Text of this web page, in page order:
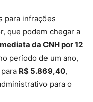
para infrações
que podem chegar a
da CNH por 12
período de um ano,
R$ 5.869,40,
para o